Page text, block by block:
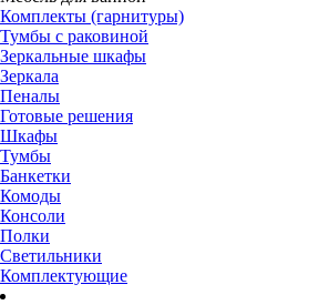
Комплекты (гарнитуры)
Тумбы с раковиной
Зеркальные шкафы
Зеркала
Пеналы
Готовые решения
Шкафы
Тумбы
Банкетки
Комоды
Консоли
Полки
Светильники
Комплектующие